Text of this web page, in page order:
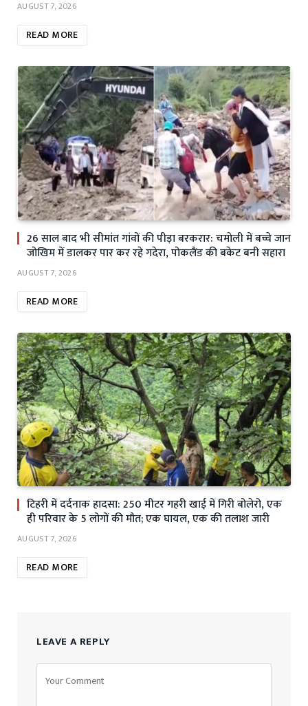
AUGUST 7, 2026
READ MORE
26 साल बाद भी सीमांत गांवों की पीड़ा बरकरार: चमोली में बच्चे जान
जोखिम में डालकर पार कर रहे गदेरा, पोकलैंड की बकेट बनी सहारा
AUGUST 7, 2026
READ MORE
टिहरी में दर्दनाक हादसा: 250 मीटर गहरी खाई में गिरी बोलेरो, एक
ही परिवार के 5 लोगों की मौत; एक घायल, एक की तलाश जारी
AUGUST 7, 2026
READ MORE
LEAVE A REPLY